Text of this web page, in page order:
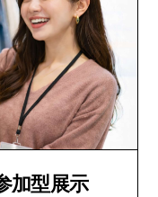
加型展示